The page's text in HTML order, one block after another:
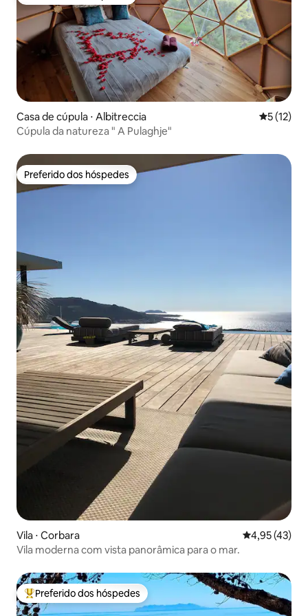
Casa de cúpula ⋅ Albitreccia 5 de uma
5 (12)
Cúpula da natureza " A Pulaghje"
Preferido dos hóspedes
Preferido dos hóspedes
Vila ⋅ Corbara 4,95 de uma
4,95 (43)
Vila moderna com vista panorâmica para o mar.
Entre os melhores preferidos dos hóspedes
Preferido dos hóspedes